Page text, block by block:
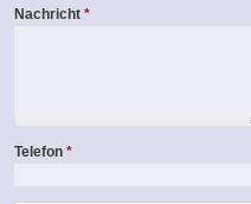
Nachricht*
Telefon*